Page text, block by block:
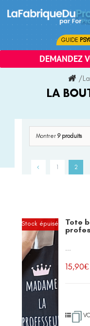
content
GUIDE
DEMANDEZ
/
LA
Montrer 9 produits
1 2
Stock épuisé
Tote
...
15,90€